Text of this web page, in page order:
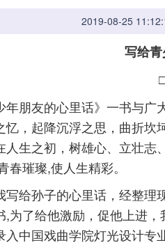
2019-08-25
写给青
□
朋友的心里话》一书与广
忆，起降沉浮之思，曲折
人生之初，树雄心、立壮
春璀璨,使人生精彩。
给孙子的心里话，经整理
,为了给他激励，促他上进
入中国戏曲学院灯光设计